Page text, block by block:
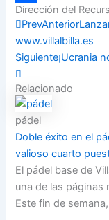
Compartir
Dirección del
PrevAnterior
www.villalbilla.es
Siguiente¡Ucrania
Relacionado
pádel
Doble éxito en el
valioso cuarto
El pádel base de
una de las páginas
Este fin de